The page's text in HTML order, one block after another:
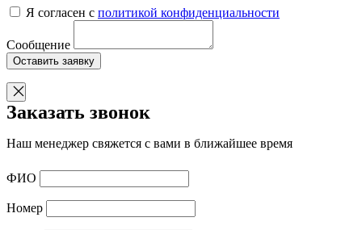
Я согласен с политикой конфиденциальности
Сообщение
Оставить заявку
Заказать звонок
Наш менеджер свяжется с вами в ближайшее время
ФИО
Номер